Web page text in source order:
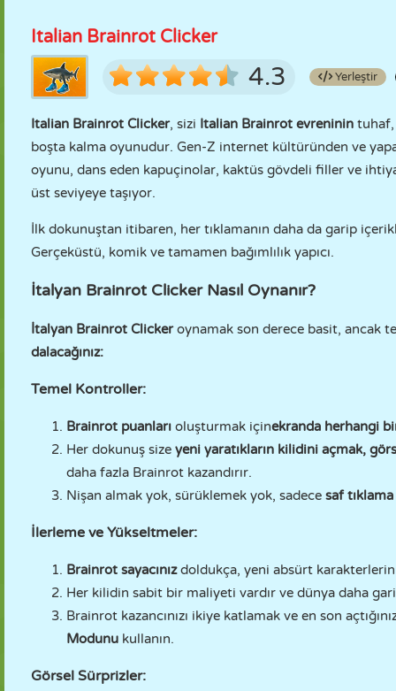
Italian Brainrot Clicker
4.3 Yerleştir
Italian Brainrot Clicker, sizi Italian Brainrot evreninin tuhaf,
boşta kalma oyunudur. Gen-Z internet kültüründen ve
oyunu, dans eden kapuçinolar, kaktüs gövdeli filler ve
üst seviyeye taşıyor.
İlk dokunuştan itibaren, her tıklamanın daha da garip
Gerçeküstü, komik ve tamamen bağımlılık yapıcı.
İtalyan Brainrot Clicker Nasıl Oynanır?
İtalyan Brainrot Clickeroynamak son derece basit, ancak
dalacağınız:
Temel Kontroller:
Brainrot puanları oluşturmak içinekranda herhangi
Her dokunuş size yeni yaratıkların kilidini açmak,
daha fazla Brainrot kazandırır.
Nişan almak yok, sürüklemek yok, sadece saf tıklama
İlerleme ve Yükseltmeler:
Brainrot sayacınızdoldukça, yeni absürt
Her kilidin sabit bir maliyeti vardır ve dünya daha
Brainrot kazancınızı ikiye katlamak ve en son
Modunu kullanın.
Görsel Sürprizler: